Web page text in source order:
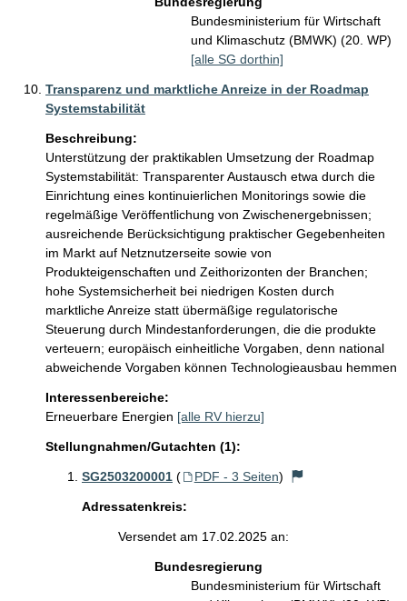
Bundesministerium für Wirtschaft
und Klimaschutz (BMWK) (20. WP)
[alle SG dorthin]
Transparenz und marktliche Anreize in der Roadmap
Systemstabilität
Beschreibung:
Unterstützung der praktikablen Umsetzung der Roadmap
Systemstabilität: Transparenter Austausch etwa durch die
Einrichtung eines kontinuierlichen Monitorings sowie die
regelmäßige Veröffentlichung von Zwischenergebnissen;
ausreichende Berücksichtigung praktischer Gegebenheiten
im Markt auf Netznutzerseite sowie von
Produkteigenschaften und Zeithorizonten der Branchen;
hohe Systemsicherheit bei niedrigen Kosten durch
marktliche Anreize statt übermäßige regulatorische
Steuerung durch Mindestanforderungen, die die produkte
verteuern; europäisch einheitliche Vorgaben, denn national
abweichende Vorgaben können Technologieausbau hemmen
Interessenbereiche:
Erneuerbare Energien [alle RV hierzu]
Stellungnahmen/Gutachten (1):
SG2503200001 ( PDF - 3 Seiten)
Adressatenkreis:
Versendet am 17.02.2025 an:
Bundesregierung
Bundesministerium für Wirtschaft